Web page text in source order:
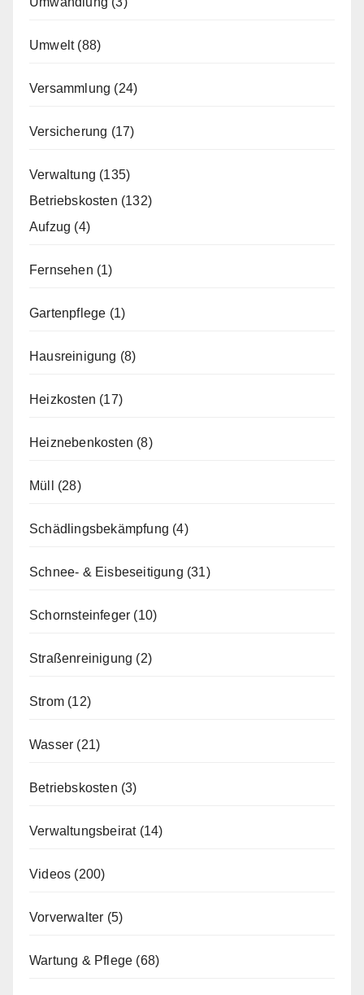
Umwelt(88)
Versammlung (24)
Versicherung (17)
Verwaltung (135)
Betriebskosten (132)
Aufzug (4)
Fernsehen (1)
Gartenpflege (1)
Hausreinigung (8)
Heizkosten (17)
Heiznebenkosten (8)
Müll (28)
Schädlingsbekämpfung (4)
Schnee- & Eisbeseitigung (31)
Schornsteinfeger (10)
Straßenreinigung (2)
Strom (12)
Wasser (21)
Betriebskosten (3)
Verwaltungsbeirat(14)
Videos (200)
Vorverwalter (5)
Wartung & Pflege (68)